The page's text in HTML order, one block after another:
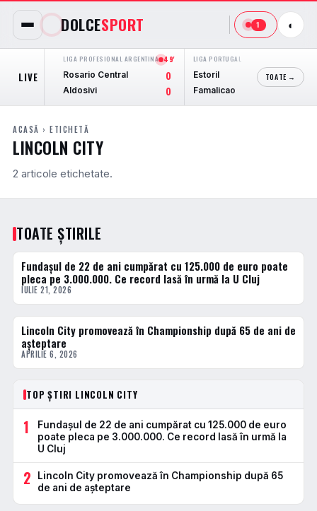
DOLCESPORT 1 ◐
LIVE
LIGA PROFESIONAL ARGENTINA 49'
Rosario Central
0
Aldosivi 0
LIGA PORTUGAL
Estoril
1
Famalicao
TOATE →
ACASĂ › ETICHETĂ
LINCOLN CITY
2 articole etichetate.
TOATE ȘTIRILE
FOTBAL EXTERN
Fundașul de 22 de ani cumpărat cu 125.000 de euro poate
pleca pe 3.000.000. Ce record lasă în urmă la U Cluj
IULIE 21, 2026
FOTBAL EXTERN
Lincoln City promovează în Championship după 65 de ani de
așteptare
APRILIE 6, 2026
TOP ȘTIRI LINCOLN CITY
1
Fundașul de 22 de ani cumpărat cu 125.000 de euro
poate pleca pe 3.000.000. Ce record lasă în urmă la
U Cluj
2
Lincoln City promovează în Championship după 65
de ani de așteptare